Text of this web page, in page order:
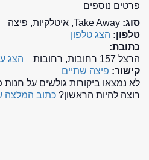
פרטים נוספים
סוג: Take Away, איטלקיות, פיצה
טלפון: הצג טלפון
כתובת:
הרצל 157 רחובות, רחובות
הצג
קישור: פיצה שתיים
לא נמצאו ביקורות גולשים על
רוצה להיות הראשון? כתוב המלצה